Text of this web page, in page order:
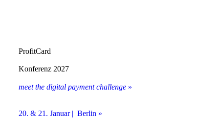
ProfitCard
Konferenz 2027
meet the digital payment challenge »
20. & 21. Januar | Berlin »